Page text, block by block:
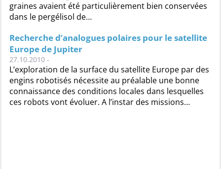
graines avaient été particulièrement bien conservées
dans le pergélisol de…
Recherche d’analogues polaires pour le satellite
Europe de Jupiter
27.10.2010 -
L’exploration de la surface du satellite Europe par des
engins robotisés nécessite au préalable une bonne
connaissance des conditions locales dans lesquelles
ces robots vont évoluer. A l’instar des missions…